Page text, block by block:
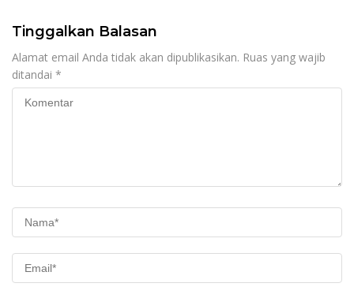
Tinggalkan Balasan
Alamat email Anda tidak akan dipublikasikan. Ruas yang wajib
ditandai *